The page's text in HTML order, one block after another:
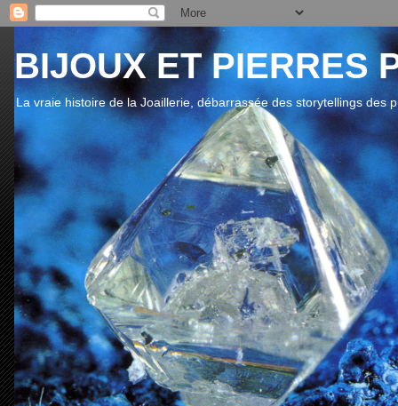
BIJOUX ET PIERRES
La vraie histoire de la Joaillerie, débarrassée des storytellings des